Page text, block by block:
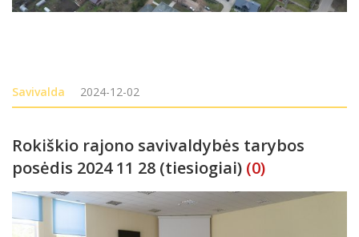
Savivalda 2024-12-02
Rokiškio rajono savivaldybės tarybos
posėdis 2024 11 28 (tiesiogiai) (0)